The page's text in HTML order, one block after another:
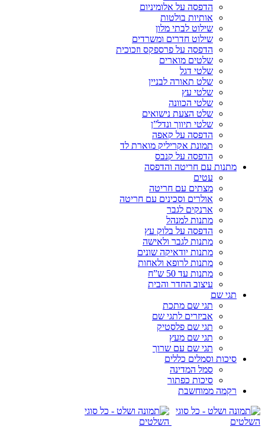
הדפסה על אלומיניום
אותיות בולטות
שילוט לבתי מלון
שילוט חדרים ומשרדים
הדפסה על פרספקס וזכוכית
שלטים מוארים
שלטי דגל
שלט תאורה לבניין
שלטי עץ
שלטי הכוונה
שלט הצעת נישואים
שלטי תיווך ונדל”ן
הדפסה על קאפה
תמונת אקריליק מוארת לד
הדפסה על קנבס
מתנות עם חריטה והדפסה
עטים
מצתים עם חריטה
אולרים וסכינים עם חריטה
ארנקים לגבר
מתנות למנהל
הדפסה על בלוק עץ
מתנות לגבר ולאישה
מתנות יודאיקה שונים
מתנות לרופא ולאחות
מתנות עד 50 ש”ח
עיצוב החדר והבית
תגי שם
תגי שם מתכת
אביזרים לתגי שם
תגי שם פלסטיק
תגי שם מעץ
תגי שם עם שרוך
סיכות וסמלים כללים
סמל המדינה
סיכות כפתור
רקמה ממוחשבת